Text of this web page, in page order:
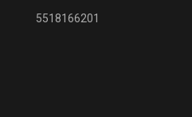
5518166201